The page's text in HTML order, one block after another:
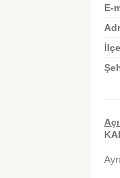
E-
İlçe